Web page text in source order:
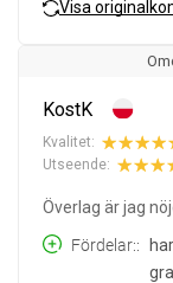
Visa
KostK
Kvalitet:
Utseende:
Överlag är jag
Fördelar: